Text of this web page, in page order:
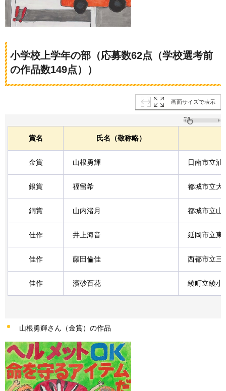
小学校上学年の部（応募数62点（学校選考前
の作品数149点））
画面サイズで表示
賞名 氏名（敬称略）
金賞 山根勇輝 日南市立油
銀賞 福留希 都城市立大
銅賞 山内渚月 都城市立山
佳作 井上海音 延岡市立東
佳作 藤田倫佳 西都市立三
佳作 濱砂百花 綾町立綾小
山根勇輝さん（金賞）の作品